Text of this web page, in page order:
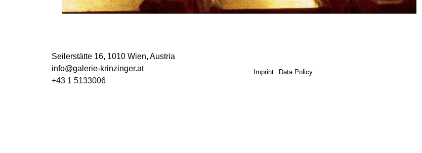
Seilerstätte 16, 1010 Wien, Austria
info@galerie-krinzinger.at
+43 1 5133006
Imprint Data Policy